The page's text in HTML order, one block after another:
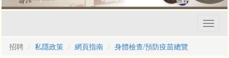
招聘
私隱政策 網頁指南 身體檢查/預防疫苗總覽